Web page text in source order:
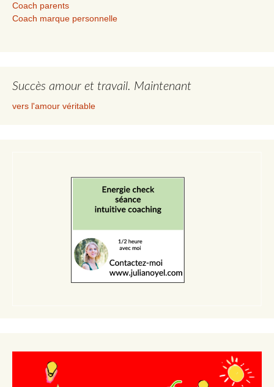
Coach parents
Coach marque personnelle
Succès amour et travail. Maintenant
vers l'amour véritable